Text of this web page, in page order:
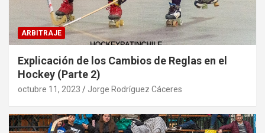
ARBITRAJE
Explicación de los Cambios de Reglas en el
Hockey (Parte 2)
octubre 11, 2023 Jorge Rodríguez Cáceres